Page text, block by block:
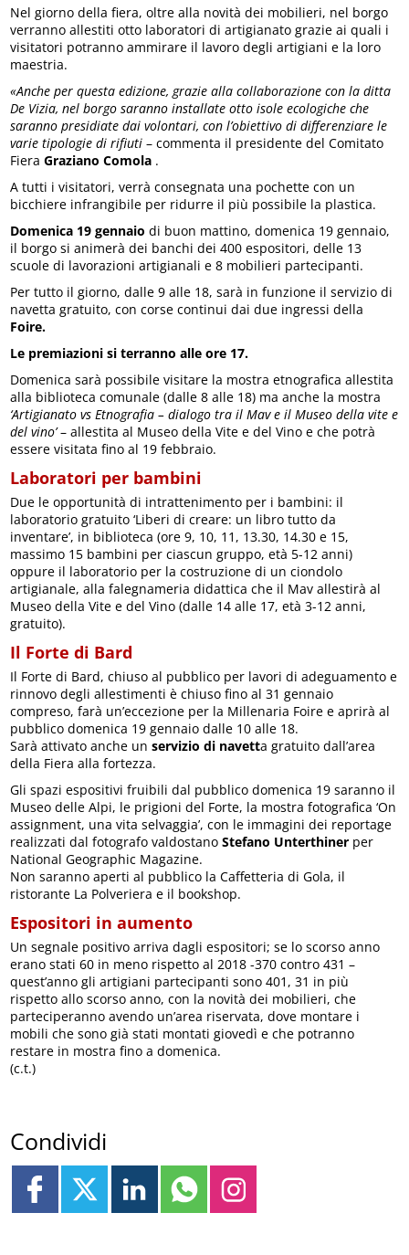
Nel giorno della fiera, oltre alla novità dei mobilieri, nel borgo
verranno allestiti otto laboratori di artigianato grazie ai quali i
visitatori potranno ammirare il lavoro degli artigiani e la loro
maestria.
«Anche per questa edizione, grazie alla collaborazione con la ditta
De Vizia, nel borgo saranno installate otto isole ecologiche che
saranno presidiate dai volontari, con l’obiettivo di differenziare le
varie tipologie di rifiuti – commenta il presidente del Comitato
FieraGraziano Comola .
A tutti i visitatori, verrà consegnata una pochette con un
bicchiere infrangibile per ridurre il più possibile la plastica.
Domenica 19 gennaio di buon mattino, domenica 19 gennaio,
il borgo si animerà dei banchi dei 400 espositori, delle 13
scuole di lavorazioni artigianali e 8 mobilieri partecipanti.
Per tutto il giorno, dalle 9 alle 18, sarà in funzione il servizio di
navetta gratuito, con corse continui dai due ingressi della
Foire.
Le premiazioni si terranno alle ore 17.
Domenica sarà possibile visitare la mostra etnografica allestita
alla biblioteca comunale (dalle 8 alle 18) ma anche la mostra
‘Artigianato vs Etnografia – dialogo tra il Mav e il Museo della vite e
del vino’– allestita al Museo della Vite e del Vino e che potrà
essere visitata fino al 19 febbraio.
Laboratori per bambini
Due le opportunità di intrattenimento per i bambini: il
laboratorio gratuito ‘Liberi di creare: un libro tutto da
inventare’, in biblioteca (ore 9, 10, 11, 13.30, 14.30 e 15,
massimo 15 bambini per ciascun gruppo, età 5-12 anni)
oppure il laboratorio per la costruzione di un ciondolo
artigianale, alla falegnameria didattica che il Mav allestirà al
Museo della Vite e del Vino (dalle 14 alle 17, età 3-12 anni,
gratuito).
Il Forte di Bard
Il Forte di Bard, chiuso al pubblico per lavori di adeguamento e
rinnovo degli allestimenti è chiuso fino al 31 gennaio
compreso, farà un’eccezione per la Millenaria Foire e aprirà al
pubblico domenica 19 gennaio dalle 10 alle 18.
Sarà attivato anche unservizio di navetta gratuito dall’area
della Fiera alla fortezza.
Gli spazi espositivi fruibili dal pubblico domenica 19 saranno il
Museo delle Alpi, le prigioni del Forte, la mostra fotografica ‘On
assignment, una vita selvaggia’, con le immagini dei reportage
realizzati dal fotografo valdostanoStefano Unterthiner per
National Geographic Magazine.
Non saranno aperti al pubblico la Caffetteria di Gola, il
ristorante La Polveriera e il bookshop.
Espositori in aumento
Un segnale positivo arriva dagli espositori; se lo scorso anno
erano stati 60 in meno rispetto al 2018 -370 contro 431 –
quest’anno gli artigiani partecipanti sono 401, 31 in più
rispetto allo scorso anno, con la novità dei mobilieri, che
parteciperanno avendo un’area riservata, dove montare i
mobili che sono già stati montati giovedì e che potranno
restare in mostra fino a domenica.
(c.t.)
Condividi